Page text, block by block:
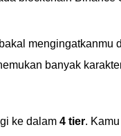
mengingatkanmu
banyak
ke dalam 4 tier.